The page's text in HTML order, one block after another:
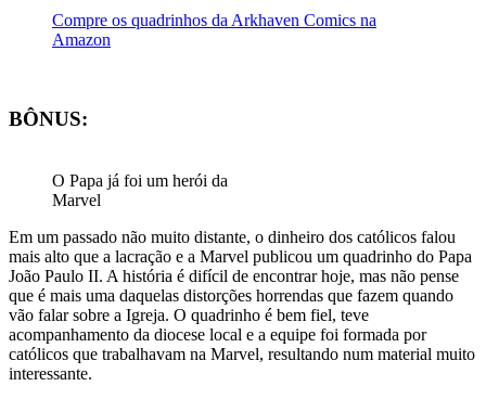
Compre os quadrinhos da Arkhaven Comics na
Amazon
BÔNUS:
O Papa já foi um herói da
Marvel
Em um passado não muito distante, o dinheiro dos católicos falou
mais alto que a lacração e a Marvel publicou um quadrinho do Papa
João Paulo II. A história é difícil de encontrar hoje, mas não pense
que é mais uma daquelas distorções horrendas que fazem quando
vão falar sobre a Igreja. O quadrinho é bem fiel, teve
acompanhamento da diocese local e a equipe foi formada por
católicos que trabalhavam na Marvel, resultando num material muito
interessante.